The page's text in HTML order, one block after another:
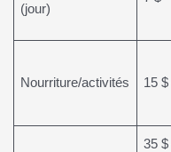
(jour)
Nourriture/activités 15
35 $